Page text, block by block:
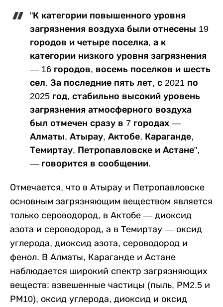
"К категории повышенного уровня
загрязнения воздуха были отнесены 19
городов и четыре поселка, а к
категории низкого уровня загрязнения
— 16 городов, восемь поселков и шесть
сел. За последние пять лет, с 2021 по
2025 год, стабильно высокий уровень
загрязнения атмосферного воздуха
был отмечен сразу в 7 городах —
Алматы, Атырау, Актобе, Караганде,
Темиртау, Петропавловске и Астане",
— говорится в сообщении.
Отмечается, что в Атырау и Петропавловске
основным загрязняющим веществом является
только сероводород, в Актобе — диоксид
азота и сероводород, а в Темиртау — оксид
углерода, диоксид азота, сероводород и
фенол. В Алматы, Караганде и Астане
наблюдается широкий спектр загрязняющих
веществ: взвешенные частицы (пыль, РМ2.5 и
РМ10), оксид углерода, диоксид и оксид